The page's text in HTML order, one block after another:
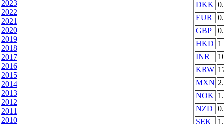
2023
2022
2021
2020
2019
2018
2017
2016
2015
2014
2013
2012
2011
2010
DKK
EUR
GBP
HKD 1
INR
KRW
MXN
NOK
NZD
SEK